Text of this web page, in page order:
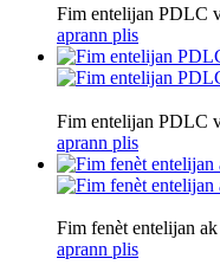
Fim entelijan PDLC
aprann plis
Fim entelijan PDLC
aprann plis
Fim fenèt entelijan
aprann plis